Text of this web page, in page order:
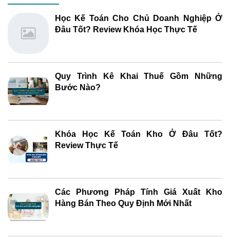
Học Kế Toán Cho Chủ Doanh Nghiệp Ở
Đâu Tốt? Review Khóa Học Thực Tế
Quy Trình Kê Khai Thuế Gồm Những
Bước Nào?
Khóa Học Kế Toán Kho Ở Đâu Tốt?
Review Thực Tế
Các Phương Pháp Tính Giá Xuất Kho
Hàng Bán Theo Quy Định Mới Nhất